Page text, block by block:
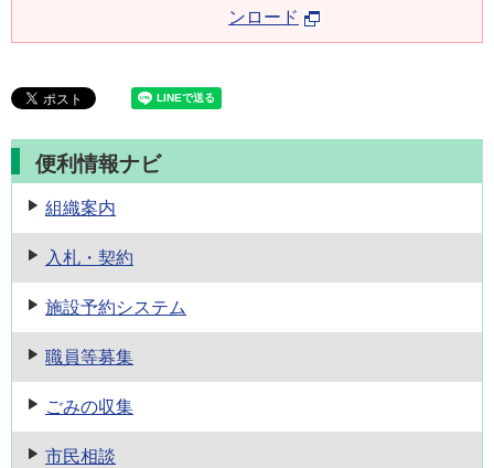
ンロード
便利情報ナビ
組織案内
入札・契約
施設予約システム
職員等募集
ごみの収集
市民相談